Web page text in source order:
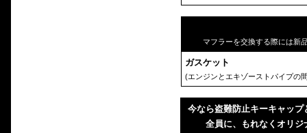
マフラーを交換する際には新
ガスケット
(エンジンとエキゾーストパイプの
今なら盗難防止キーキャッ
全員に、もれなくオリ